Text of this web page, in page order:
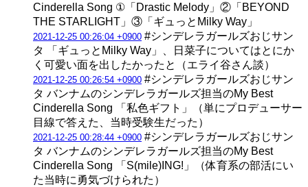
Cinderella Song ①「Drastic Melody」②「BEYOND
THE STARLIGHT」③「ギュっとMilky Way」
2021-12-25 00:26:04 +0900 #シンデレラガールズおじサン
タ 「ギュっとMilky Way」、日菜子についてはとにか
く可愛い面を出したかったと（エライ谷さん談）
2021-12-25 00:26:54 +0900 #シンデレラガールズおじサン
タ バンナムのシンデレラガールズ担当のMy Best
Cinderella Song 「私色ギフト」（単にプロデューサー
目線で答えた、当時受験生だった）
2021-12-25 00:28:44 +0900 #シンデレラガールズおじサン
タ バンナムのシンデレラガールズ担当のMy Best
Cinderella Song 「S(mile)ING!」（体育系の部活にい
た当時に勇気づけられた）